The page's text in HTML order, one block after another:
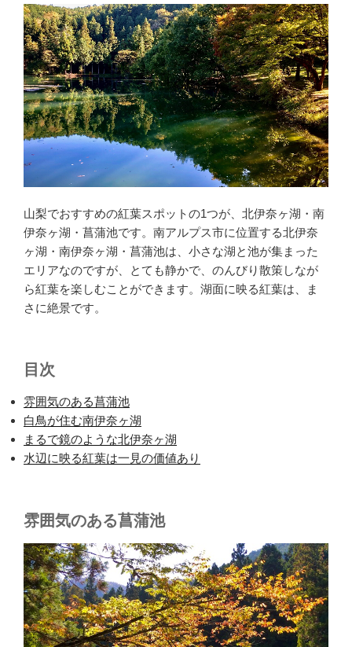
山梨でおすすめの紅葉スポットの1つが、北伊奈ヶ湖・南
伊奈ヶ湖・菖蒲池です。南アルプス市に位置する北伊奈
ヶ湖・南伊奈ヶ湖・菖蒲池は、小さな湖と池が集まった
エリアなのですが、とても静かで、のんびり散策しなが
ら紅葉を楽しむことができます。湖面に映る紅葉は、ま
さに絶景です。
目次
雰囲気のある菖蒲池
白鳥が住む南伊奈ヶ湖
まるで鏡のような北伊奈ヶ湖
水辺に映る紅葉は一見の価値あり
雰囲気のある菖蒲池